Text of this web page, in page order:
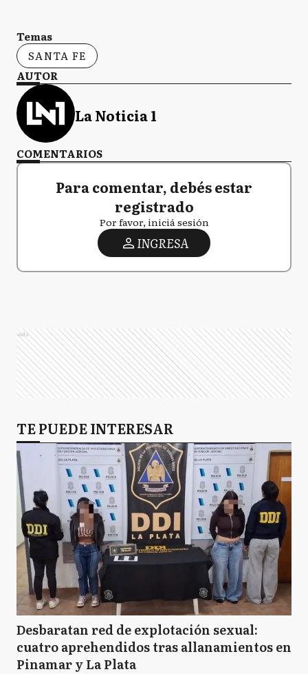
Temas
SANTA FE
AUTOR
La Noticia 1
COMENTARIOS
Para comentar, debés estar
registrado
Por favor, iniciá sesión
INGRESA
Ads
TE PUEDE INTERESAR
Desbaratan red de explotación sexual:
cuatro aprehendidos tras allanamientos en
Pinamar y La Plata